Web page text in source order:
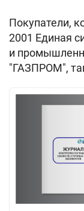
Покупатели,
2001 Единая
и
"ГАЗПРОМ",